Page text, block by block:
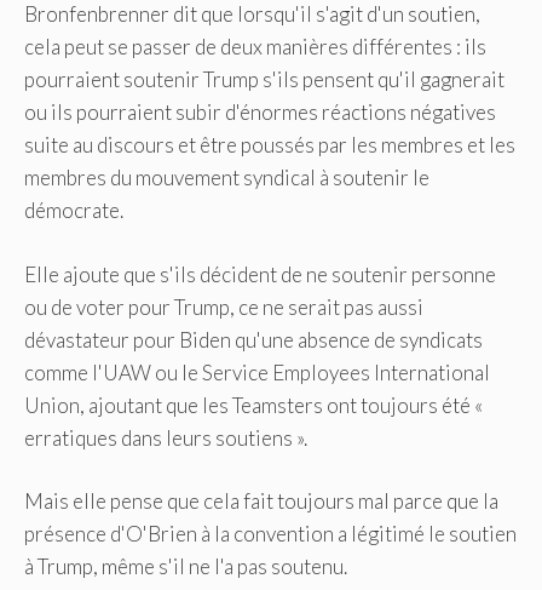
Bronfenbrenner dit que lorsqu'il s'agit d'un soutien,
cela peut se passer de deux manières différentes : ils
pourraient soutenir Trump s'ils pensent qu'il gagnerait
ou ils pourraient subir d'énormes réactions négatives
suite au discours et être poussés par les membres et les
membres du mouvement syndical à soutenir le
démocrate.
Elle ajoute que s'ils décident de ne soutenir personne
ou de voter pour Trump, ce ne serait pas aussi
dévastateur pour Biden qu'une absence de syndicats
comme l'UAW ou le Service Employees International
Union, ajoutant que les Teamsters ont toujours été «
erratiques dans leurs soutiens ».
Mais elle pense que cela fait toujours mal parce que la
présence d'O'Brien à la convention a légitimé le soutien
à Trump, même s'il ne l'a pas soutenu.